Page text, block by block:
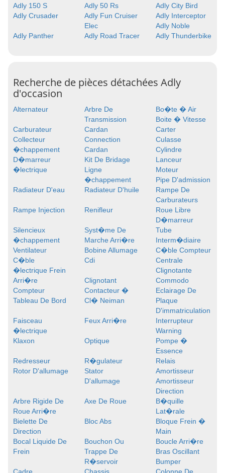
Adly 150 S
Adly 50 Rs
Adly City Bird
Adly Crusader
Adly Fun Cruiser
Elec
Adly Interceptor
Adly Noble
Adly Panther
Adly Road Tracer Adly Thunderbike
Recherche de pièces détachées Adly
d'occasion
Alternateur
Arbre De
Transmission
Bo�te � Air
Boite � Vitesse
Carburateur
Cardan
Carter
Collecteur
�chappement
Connection
Cardan
Culasse
Cylindre
D�marreur
�lectrique
Kit De Bridage
Lanceur
Ligne
�chappement
Moteur
Pipe D'admission
Radiateur D'eau
Radiateur D'huile
Rampe De
Carburateurs
Rampe Injection
Renifleur
Roue Libre
D�marreur
Silencieux
�chappement
Syst�me De
Marche Arri�re
Tube
Interm�diaire
Ventilateur
Bobine Allumage
C�ble Compteur
C�ble
�lectrique Frein
Arri�re
Cdi
Centrale
Clignotante
Clignotant
Commodo
Compteur
Tableau De Bord
Contacteur �
Cl� Neiman
Eclairage De
Plaque
D'immatriculation
Faisceau
�lectrique
Feux Arri�re
Interrupteur
Warning
Klaxon
Optique
Pompe �
Essence
Redresseur
R�gulateur
Relais
Rotor D'allumage
Stator
D'allumage
Amortisseur
Amortisseur
Direction
Arbre Rigide De
Roue Arri�re
Axe De Roue
B�quille
Lat�rale
Bielette De
Direction
Bloc Abs
Bloque Frein �
Main
Bocal Liquide De
Frein
Bouchon Ou
Trappe De
R�servoir
Boucle Arri�re
Bras Oscillant
Bumper